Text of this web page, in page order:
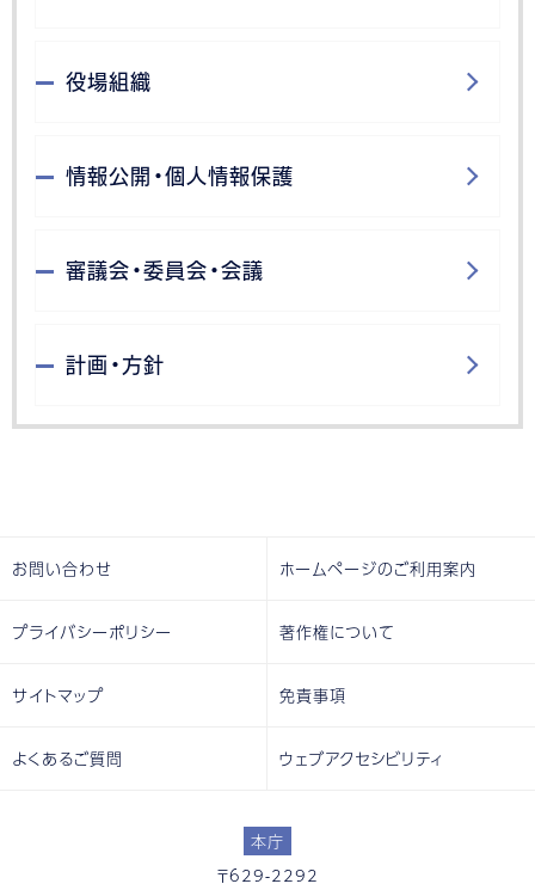
役場組織
情報公開・個人情報保護
審議会・委員会・会議
計画・方針
本庁
〒629-2292
お問い合わせ ホームページのご利用案内
プライバシーポリシー 著作権について
サイトマップ 免責事項
よくあるご質問 ウェブアクセシビリティ